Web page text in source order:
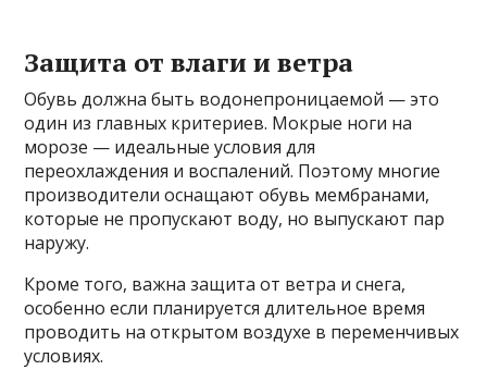
Защита от влаги и ветра
Обувь должна быть водонепроницаемой — это
один из главных критериев. Мокрые ноги на
морозе — идеальные условия для
переохлаждения и воспалений. Поэтому многие
производители оснащают обувь мембранами,
которые не пропускают воду, но выпускают пар
наружу.
Кроме того, важна защита от ветра и снега,
особенно если планируется длительное время
проводить на открытом воздухе в переменчивых
условиях.